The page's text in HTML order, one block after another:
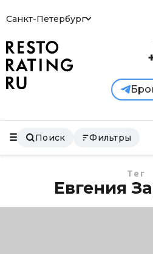
Санкт-Петербург
Поиск Фильтры
Тег
Евгения